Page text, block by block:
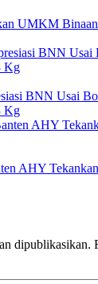
UMKM
BNN Usai
Kg
AHY
dipublikasikan.